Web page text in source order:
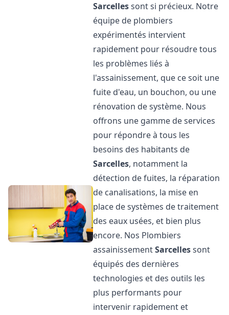
Sarcellessont si précieux. Notre
équipe de plombiers
expérimentés intervient
rapidement pour résoudre tous
les problèmes liés à
l'assainissement, que ce soit une
fuite d'eau, un bouchon, ou une
rénovation de système. Nous
offrons une gamme de services
pour répondre à tous les
besoins des habitants de
Sarcelles, notamment la
détection de fuites, la réparation
de canalisations, la mise en
place de systèmes de traitement
des eaux usées, et bien plus
encore. Nos Plombiers
assainissementSarcellessont
équipés des dernières
technologies et des outils les
plus performants pour
intervenir rapidement et